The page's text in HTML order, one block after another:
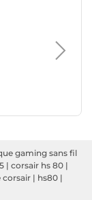
Micro-
gaming sans fil
| corsair hs 80 |
corsair | hs80 |